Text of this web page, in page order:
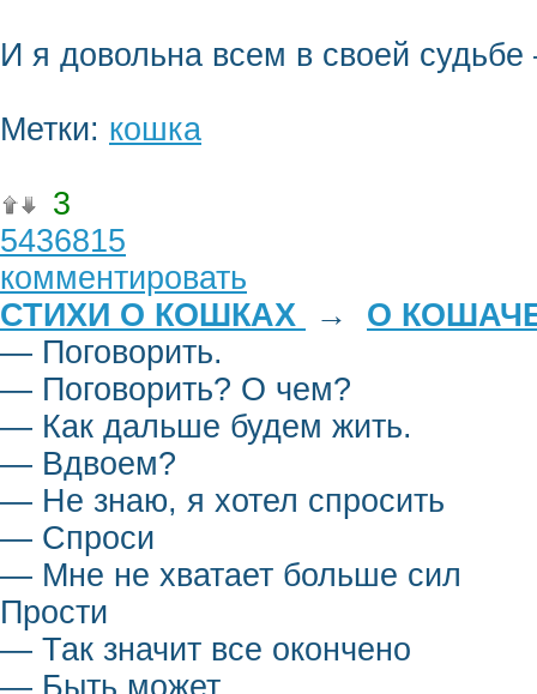
И я довольна всем в своей
Метки: кошка
3
5436815
комментировать
СТИХИ О КОШКАХ
→ О
— Поговорить.
— Поговорить? О чем?
— Как дальше будем жить.
— Вдвоем?
— Не знаю, я хотел спросить
— Спроси
— Мне не хватает больше сил
Прости
— Так значит все окончено
— Быть может